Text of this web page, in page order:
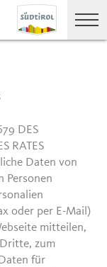
DES
RATES
Daten von
Personen
oder per E-Mail)
mitteilen,
zum
für